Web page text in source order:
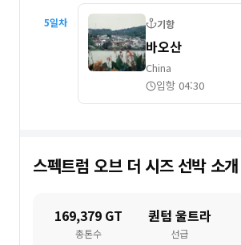
5일차 기항
바오산
China
입항 04:30
스펙트럼 오브 더 시즈선박 소개
169,379 GT
총톤수
퀀텀 울트라
선급